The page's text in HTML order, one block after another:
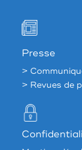
Presse
>
> Revues de